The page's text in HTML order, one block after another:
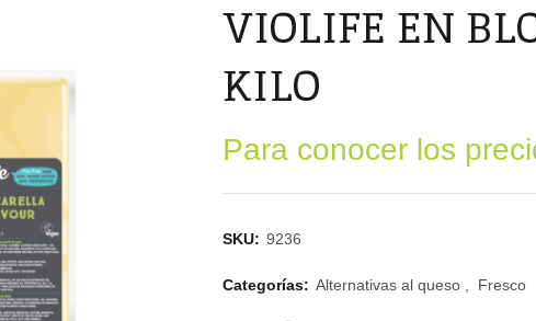
VIOLIFE EN
KILO
Para conocer los
SKU: 9236
Categorías: Alternativas al queso Fresco